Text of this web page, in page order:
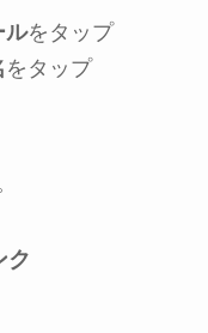
ルをタップ
をタップ
ク